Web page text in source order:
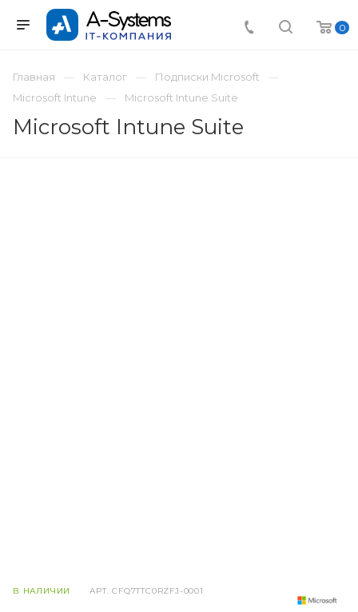
0
Главная Каталог
Подписки Microsoft
Microsoft Intune
Microsoft Intune Suite
Microsoft Intune Suite
В НАЛИЧИИ АРТ.CFQ7TTC0RZFJ-0001